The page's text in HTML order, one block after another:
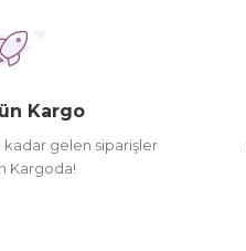
Kargo
kadar gelen siparişler
Kargoda!